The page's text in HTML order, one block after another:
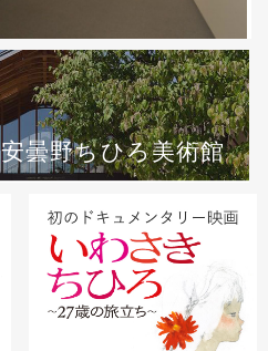
安曇野ちひろ美術館